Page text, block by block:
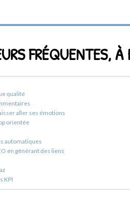
FRÉQUENTES,
qualité
aller ses émotions
orientée
automatiques
en générant des liens
KPI